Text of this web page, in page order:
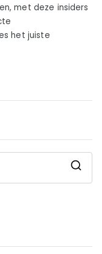
met deze insiders
het juiste